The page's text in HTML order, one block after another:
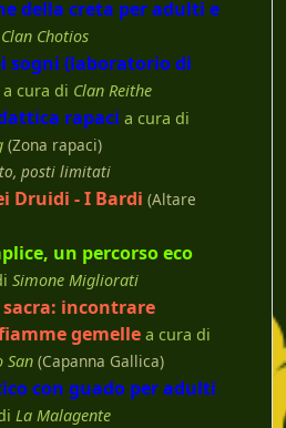
della creta per adulti e
Clan Chotios
sogni (laboratorio di
a cura di Clan Reithe
rapaci a cura di
(Zona rapaci)
posti limitati
Druidi - I Bardi (Altare
un percorso eco
Simone Migliorati
incontrare
gemelle a cura di
San (Capanna Gallica)
con guado per adulti
La Malagente